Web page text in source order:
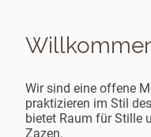
Wir sind eine offene
praktizieren im Stil
bietet Raum für Stille
Zazen.